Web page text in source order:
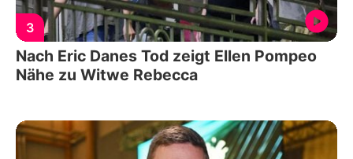
3
Nach Eric Danes Tod zeigt Ellen Pompeo
Nähe zu Witwe Rebecca